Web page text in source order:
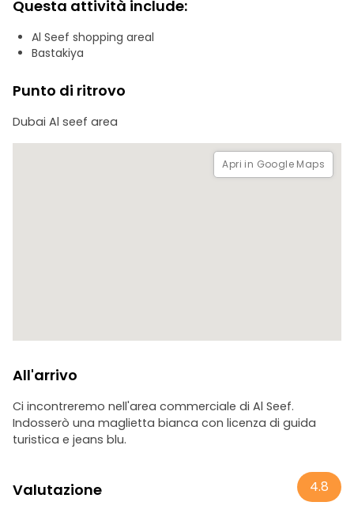
percorso! Unitevi a noi per un'avventura indimenticabile a
Dubai!
Questa attività include:
Al Seef shopping areal
Bastakiya
Punto di ritrovo
Dubai Al seef area
Apri in Google Maps
All'arrivo
Ci incontreremo nell'area commerciale di Al Seef.
Indosserò una maglietta bianca con licenza di guida
turistica e jeans blu.
Valutazione 4.8